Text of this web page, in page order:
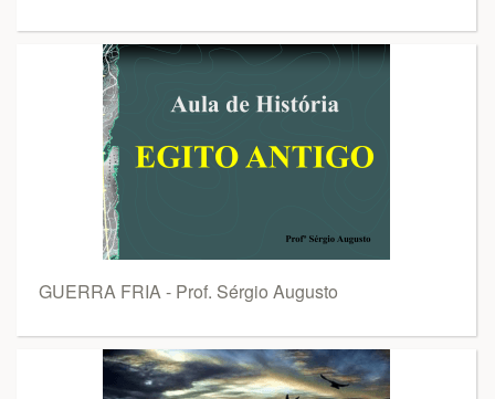
GUERRA FRIA - Prof. Sérgio Augusto